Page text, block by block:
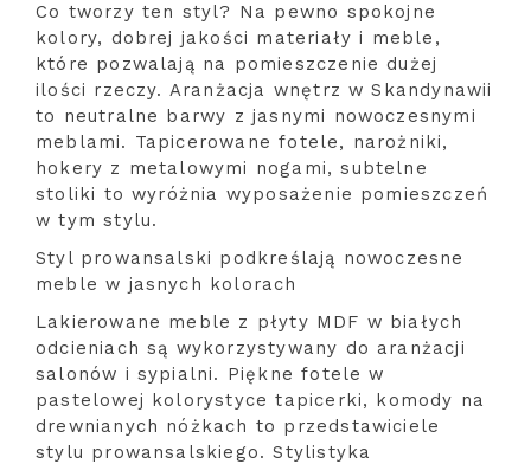
Co tworzy ten styl? Na pewno spokojne
kolory, dobrej jakości materiały i meble,
które pozwalają na pomieszczenie dużej
ilości rzeczy. Aranżacja wnętrz w Skandynawii
to neutralne barwy z jasnymi nowoczesnymi
meblami. Tapicerowane fotele, narożniki,
hokery z metalowymi nogami, subtelne
stoliki to wyróżnia wyposażenie pomieszczeń
w tym stylu.
Styl prowansalski podkreślają nowoczesne
meble w jasnych kolorach
Lakierowane meble z płyty MDF w białych
odcieniach są wykorzystywany do aranżacji
salonów i sypialni. Piękne fotele w
pastelowej kolorystyce tapicerki, komody na
drewnianych nóżkach to przedstawiciele
stylu prowansalskiego. Stylistyka